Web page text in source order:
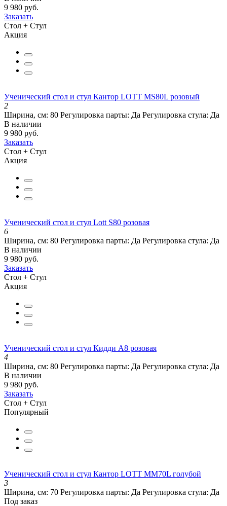
9 980 руб.
Заказать
Стол + Стул
Акция
Ученический стол и стул Кантор LOTT MS80L розовый
2
Ширина, см: 80 Регулировка парты: Да Регулировка стула: Да
В наличии
9 980 руб.
Заказать
Стол + Стул
Акция
Ученический стол и стул Lott S80 розовая
6
Ширина, см: 80 Регулировка парты: Да Регулировка стула: Да
В наличии
9 980 руб.
Заказать
Стол + Стул
Акция
Ученический стол и стул Кидди А8 розовая
4
Ширина, см: 80 Регулировка парты: Да Регулировка стула: Да
В наличии
9 980 руб.
Заказать
Стол + Стул
Популярный
Ученический стол и стул Кантор LOTT MM70L голубой
3
Ширина, см: 70 Регулировка парты: Да Регулировка стула: Да
Под заказ